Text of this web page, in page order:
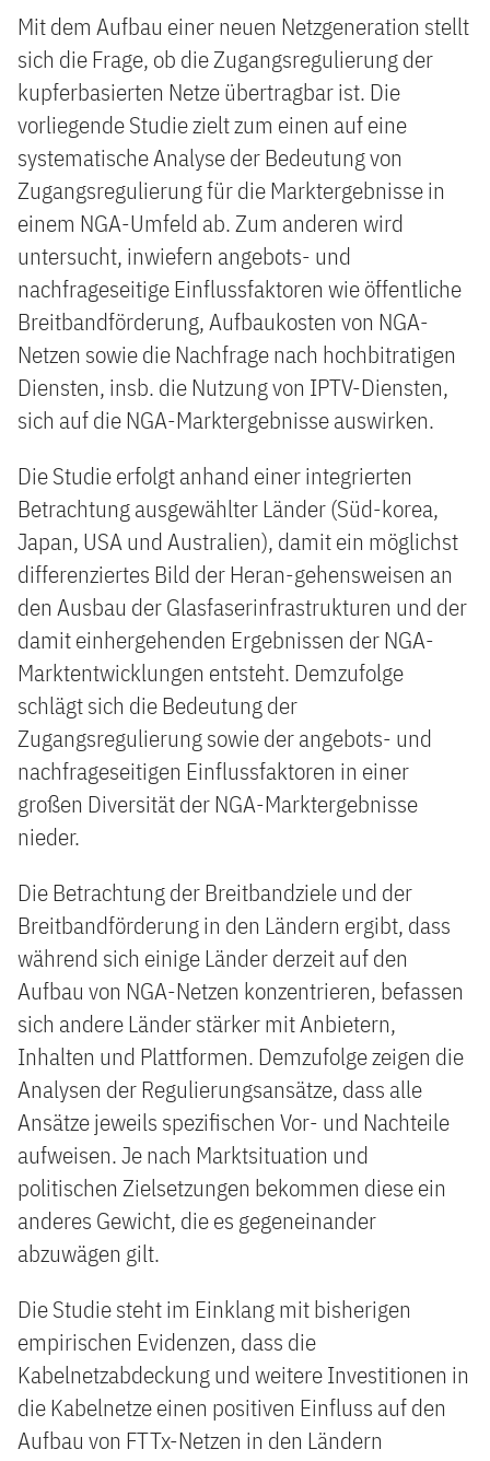
Mit dem Aufbau einer neuen Netzgeneration stellt
sich die Frage, ob die Zugangsregulierung der
kupferbasierten Netze übertragbar ist. Die
vorliegende Studie zielt zum einen auf eine
systematische Analyse der Bedeutung von
Zugangsregulierung für die Marktergebnisse in
einem NGA-Umfeld ab. Zum anderen wird
untersucht, inwiefern angebots- und
nachfrageseitige Einflussfaktoren wie öffentliche
Breitbandförderung, Aufbaukosten von NGA-
Netzen sowie die Nachfrage nach hochbitratigen
Diensten, insb. die Nutzung von IPTV-Diensten,
sich auf die NGA-Marktergebnisse auswirken.
Die Studie erfolgt anhand einer integrierten
Betrachtung ausgewählter Länder (Süd-korea,
Japan, USA und Australien), damit ein möglichst
differenziertes Bild der Heran-gehensweisen an
den Ausbau der Glasfaserinfrastrukturen und der
damit einhergehenden Ergebnissen der NGA-
Marktentwicklungen entsteht. Demzufolge
schlägt sich die Bedeutung der
Zugangsregulierung sowie der angebots- und
nachfrageseitigen Einflussfaktoren in einer
großen Diversität der NGA-Marktergebnisse
nieder.
Die Betrachtung der Breitbandziele und der
Breitbandförderung in den Ländern ergibt, dass
während sich einige Länder derzeit auf den
Aufbau von NGA-Netzen konzentrieren, befassen
sich andere Länder stärker mit Anbietern,
Inhalten und Plattformen. Demzufolge zeigen die
Analysen der Regulierungsansätze, dass alle
Ansätze jeweils spezifischen Vor- und Nachteile
aufweisen. Je nach Marktsituation und
politischen Zielsetzungen bekommen diese ein
anderes Gewicht, die es gegeneinander
abzuwägen gilt.
Die Studie steht im Einklang mit bisherigen
empirischen Evidenzen, dass die
Kabelnetzabdeckung und weitere Investitionen in
die Kabelnetze einen positiven Einfluss auf den
Aufbau von FTTx-Netzen in den Ländern